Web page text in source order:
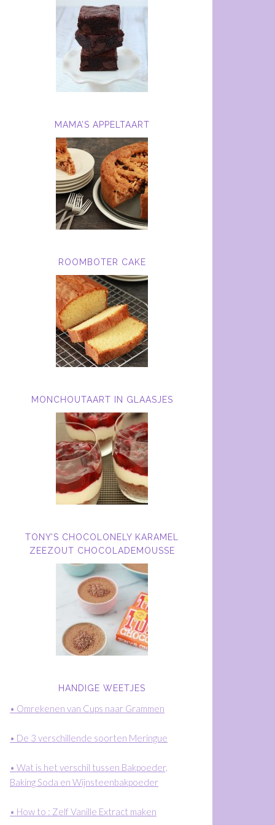
MAMA’S APPELTAART
ROOMBOTER CAKE
MONCHOUTAART IN GLAASJES
TONY’S CHOCOLONELY KARAMEL
ZEEZOUT CHOCOLADEMOUSSE
HANDIGE WEETJES
• Omrekenen van Cups naar Grammen
• De 3 verschillende soorten Meringue
• Wat is het verschil tussen Bakpoeder,
Baking Soda en Wijnsteenbakpoeder
• How to : Zelf Vanille Extract maken